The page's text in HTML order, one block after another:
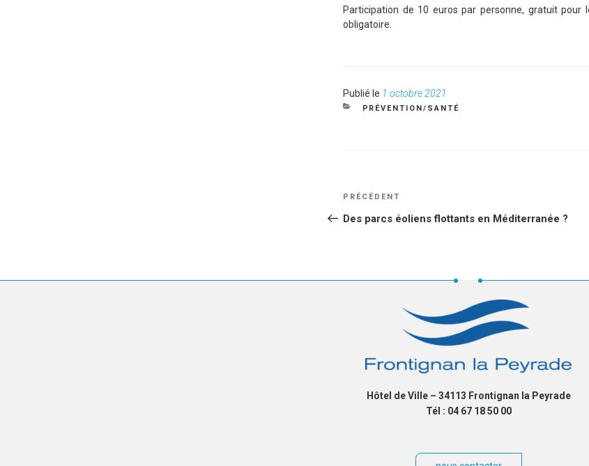
Participation de 10 euros par personne, gratuit pour
obligatoire.
Publié le Publié
le
1 octobre 2021
CATÉGORIES
PRÉVENTION/SANTÉ
NAVIGATION
DE
L’ARTICLE
Article
PRÉCÉDENT
Des parcs éoliens flottants en Méditerranée ?
Hôtel de Ville – 34113 Frontignan la Peyrade
Tél : 04 67 18 50 00